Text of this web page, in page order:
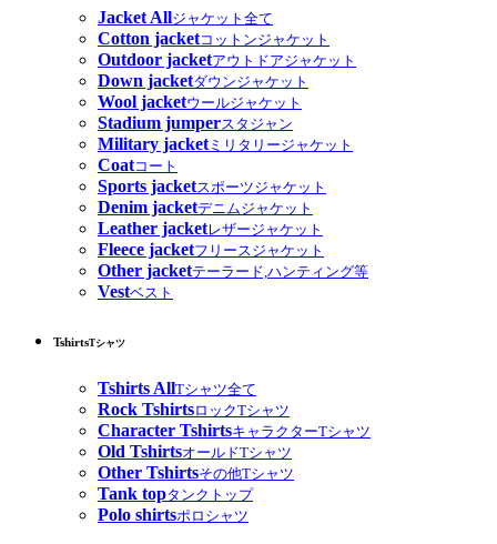
Jacket Allジャケット全て
Cotton jacketコットンジャケット
Outdoor jacketアウトドアジャケット
Down jacketダウンジャケット
Wool jacketウールジャケット
Stadium jumperスタジャン
Military jacketミリタリージャケット
Coatコート
Sports jacketスポーツジャケット
Denim jacketデニムジャケット
Leather jacketレザージャケット
Fleece jacketフリースジャケット
Other jacketテーラード,ハンティング等
Vestベスト
TshirtsTシャツ
Tshirts AllTシャツ全て
Rock TshirtsロックTシャツ
Character TshirtsキャラクターTシャツ
Old TshirtsオールドTシャツ
Other Tshirtsその他Tシャツ
Tank topタンクトップ
Polo shirtsポロシャツ